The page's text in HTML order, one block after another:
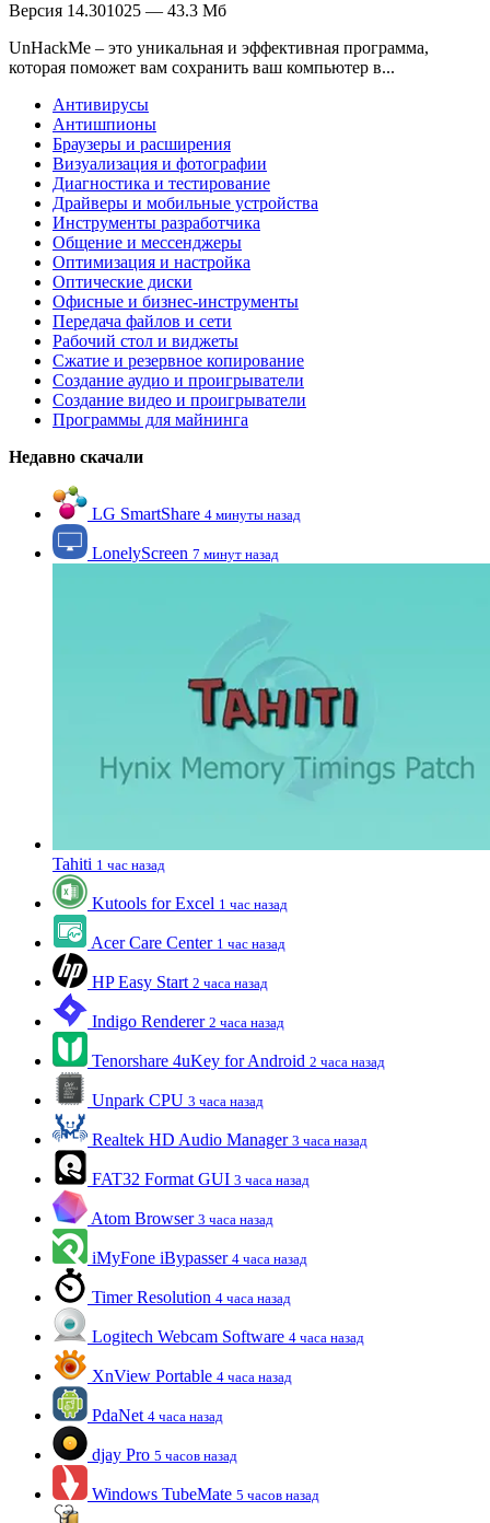
Версия 14.301025 — 43.3 Мб
UnHackMe – это уникальная и эффективная программа,
которая поможет вам сохранить ваш компьютер в...
Антивирусы
Антишпионы
Браузеры и расширения
Визуализация и фотографии
Диагностика и тестирование
Драйверы и мобильные устройства
Инструменты разработчика
Общение и мессенджеры
Оптимизация и настройка
Оптические диски
Офисные и бизнес-инструменты
Передача файлов и сети
Рабочий стол и виджеты
Сжатие и резервное копирование
Создание аудио и проигрыватели
Создание видео и проигрыватели
Программы для майнинга
Недавно скачали
LG SmartShare 4 минуты назад
LonelyScreen 7 минут назад
Tahiti 1 час назад
Kutools for Excel 1 час назад
Acer Care Center 1 час назад
HP Easy Start 2 часа назад
Indigo Renderer 2 часа назад
Tenorshare 4uKey for Android 2 часа назад
Unpark CPU 3 часа назад
Realtek HD Audio Manager 3 часа назад
FAT32 Format GUI 3 часа назад
Atom Browser 3 часа назад
iMyFone iBypasser 4 часа назад
Timer Resolution 4 часа назад
Logitech Webcam Software 4 часа назад
XnView Portable 4 часа назад
PdaNet 4 часа назад
djay Pro 5 часов назад
Windows TubeMate 5 часов назад